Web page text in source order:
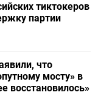
тиктокеров
партии
что
мосту» в
восстановилось»